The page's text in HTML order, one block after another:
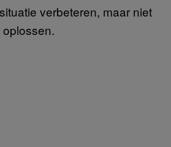
verbeteren, maar niet